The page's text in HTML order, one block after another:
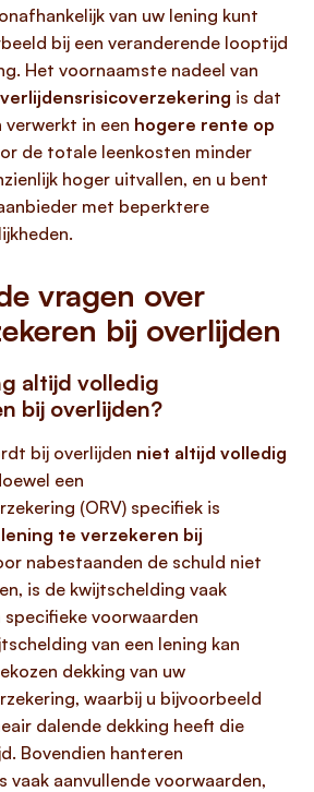
van uw lening kunt
bij een veranderende looptijd
Het voornaamste nadeel van
is dat
verwerkt in een hogere rente op
de totale leenkosten minder
hoger uitvallen, en u bent
met beperktere
vragen over
bij overlijden
altijd volledig
bij overlijden?
bij overlijden niet altijd volledig
een
(ORV) specifiek is
lening te verzekeren bij
nabestaanden de schuld niet
is de kwijtschelding vaak
voorwaarden
van een lening kan
dekking van uw
waarbij u bijvoorbeeld
dalende dekking heeft die
Bovendien hanteren
vaak aanvullende voorwaarden,